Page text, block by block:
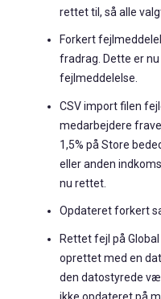
rettet til, så alle
Forkert
fradrag. Dette er
fejlmeddelelse.
CSV import filen
medarbejdere
1,5% på Store
eller anden
nu rettet.
Opdateret forkert
Rettet fejl på
oprettet med en
den datostyrede
ikke opdateret på